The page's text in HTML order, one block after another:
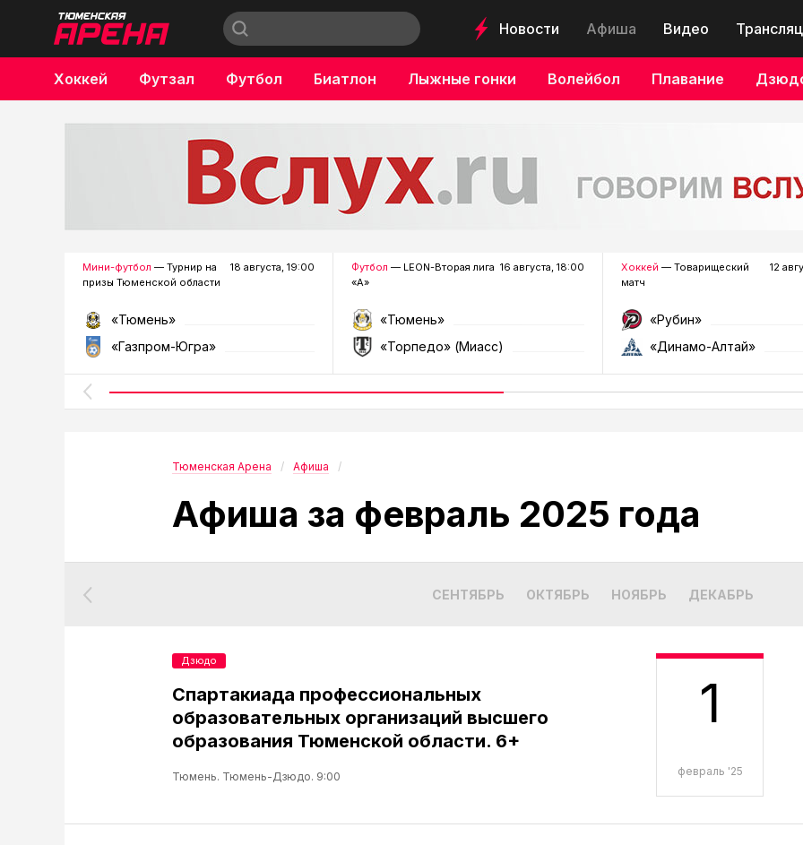
Новости Афиша Видео
Хоккей Футзал Футбол Биатлон Лыжные гонки Волейбол Плавание
Бокс
Мини-футбол — Турнир на
призы Тюменской области
18 августа, 19:00
«Тюмень»
«Газпром-Югра»
Футбол — LEON-Вторая лига
«А»
16 августа, 18:00
«Тюмень»
«Торпедо» (Миасс)
Хоккей — Товарищеский
матч
12
«Рубин»
«Динамо-Алтай»
Тюменская Арена Афиша
Афиша за февраль 2025 года
СЕНТЯБРЬ ОКТЯБРЬ НОЯБРЬ ДЕКАБРЬ
1
февраль '25
Спартакиада профессиональных
образовательных организаций высшего
образования Тюменской области. 6+
Тюмень. Тюмень-Дзюдо. 9:00
Дзюдо